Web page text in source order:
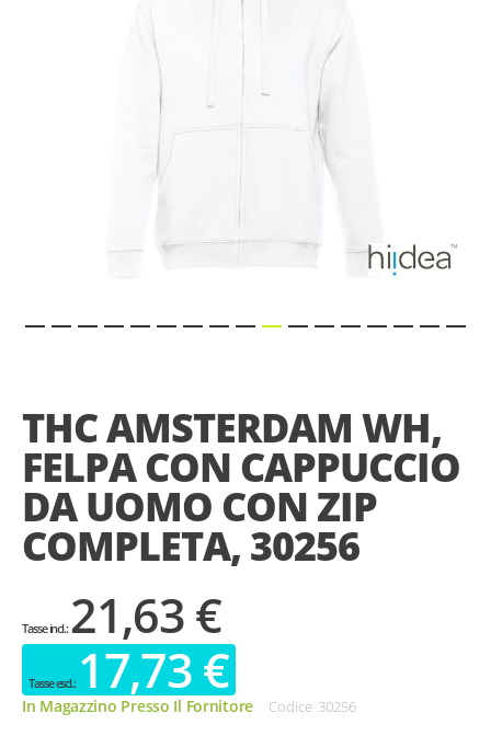
beginning
of
the
images
gallery
THC AMSTERDAM WH,
FELPA CON CAPPUCCIO
DA UOMO CON ZIP
COMPLETA, 30256
21,63 €
17,73 €
In Magazzino Presso Il Fornitore Codice 30256